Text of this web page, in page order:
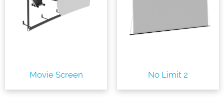
Movie Screen No Limit 2